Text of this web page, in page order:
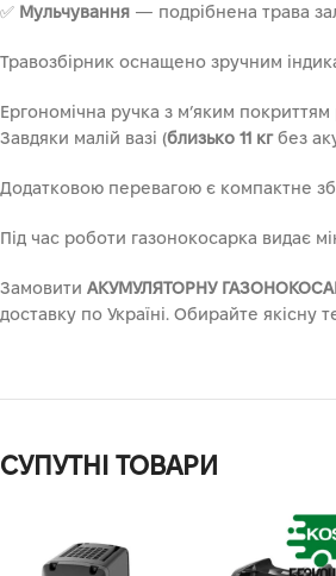
✅ Мульчування — подрібнена трава
Травозбірник оснащено зручним
Ергономічна ручка з м’яким
Завдяки малій вазі (близько 11 кгбез
Додатковою перевагою є компактне
Під час роботи газонокосарка видає
Замовити АКУМУЛЯТОРНУ
доставку по Україні. Обирайте якісну
СУПУТНІ ТОВАРИ